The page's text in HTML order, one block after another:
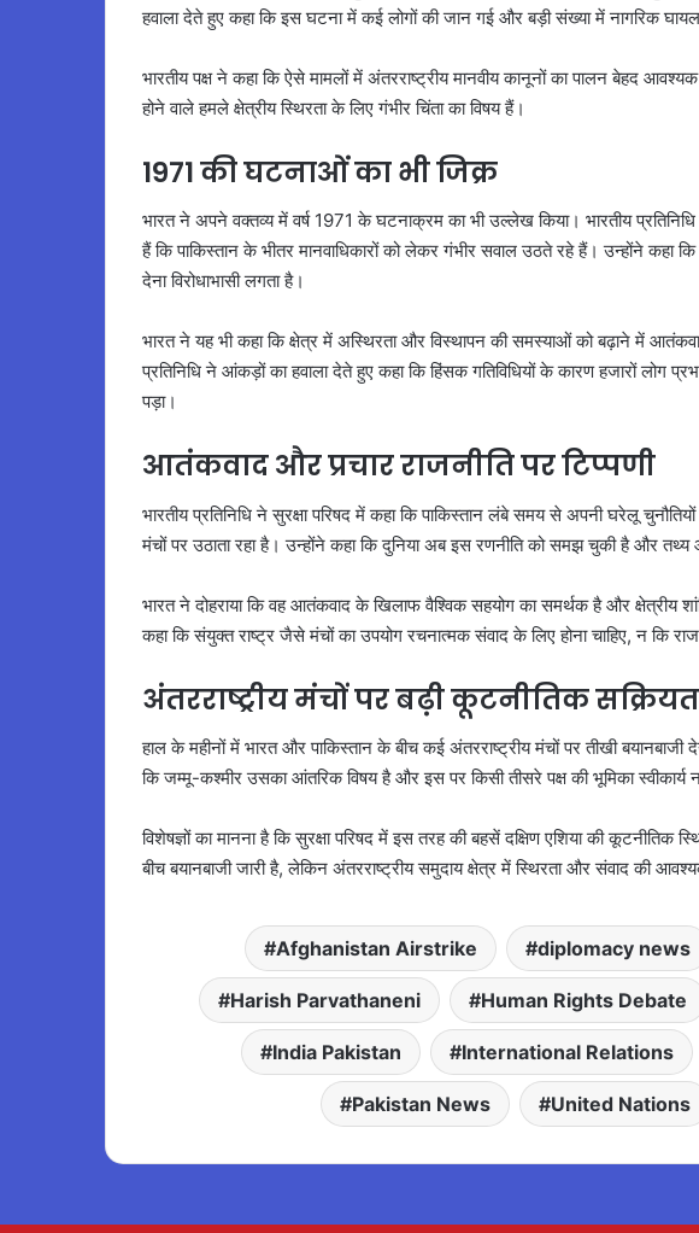
हवाला देते हुए कहा कि इस घटना में कई लोगों की जान गई और बड़ी संख्या में नागरिक
भारतीय पक्ष ने कहा कि ऐसे मामलों में अंतरराष्ट्रीय मानवीय कानूनों का पालन बेहद आवश्यक
होने वाले हमले क्षेत्रीय स्थिरता के लिए गंभीर चिंता का विषय हैं।
1971 की घटनाओं का भी जिक्र
भारत ने अपने वक्तव्य में वर्ष 1971 के घटनाक्रम का भी उल्लेख किया। भारतीय
हैं कि पाकिस्तान के भीतर मानवाधिकारों को लेकर गंभीर सवाल उठते रहे हैं। उन्होंने कहा कि
देना विरोधाभासी लगता है।
भारत ने यह भी कहा कि क्षेत्र में अस्थिरता और विस्थापन की समस्याओं को बढ़ाने में
प्रतिनिधि ने आंकड़ों का हवाला देते हुए कहा कि हिंसक गतिविधियों के कारण हजारों लोग
पड़ा।
आतंकवाद और प्रचार राजनीति पर टिप्पणी
भारतीय प्रतिनिधि ने सुरक्षा परिषद में कहा कि पाकिस्तान लंबे समय से अपनी घरेलू चुनौतियों
मंचों पर उठाता रहा है। उन्होंने कहा कि दुनिया अब इस रणनीति को समझ चुकी है और तथ्य
भारत ने दोहराया कि वह आतंकवाद के खिलाफ वैश्विक सहयोग का समर्थक है और क्षेत्रीय
कहा कि संयुक्त राष्ट्र जैसे मंचों का उपयोग रचनात्मक संवाद के लिए होना चाहिए, न कि
अंतरराष्ट्रीय मंचों पर बढ़ी कूटनीतिक
हाल के महीनों में भारत और पाकिस्तान के बीच कई अंतरराष्ट्रीय मंचों पर तीखी बयानबाजी
कि जम्मू-कश्मीर उसका आंतरिक विषय है और इस पर किसी तीसरे पक्ष की भूमिका स्वीकार्य
विशेषज्ञों का मानना है कि सुरक्षा परिषद में इस तरह की बहसें दक्षिण एशिया की कूटनीतिक
बीच बयानबाजी जारी है, लेकिन अंतरराष्ट्रीय समुदाय क्षेत्र में स्थिरता और संवाद की
Afghanistan Airstrike diplomacy news
Harish Parvathaneni Human Rights Debate
India Pakistan International Relations
Pakistan News United Nations